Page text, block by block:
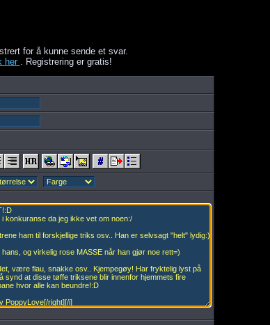
for å kunne sende et svar.
her . Registrering er gratis!